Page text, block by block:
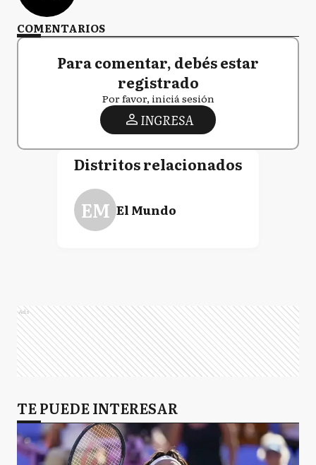
COMENTARIOS
Para comentar, debés estar
registrado
Por favor, iniciá sesión
INGRESA
Distritos relacionados
EM El Mundo
Ads
TE PUEDE INTERESAR